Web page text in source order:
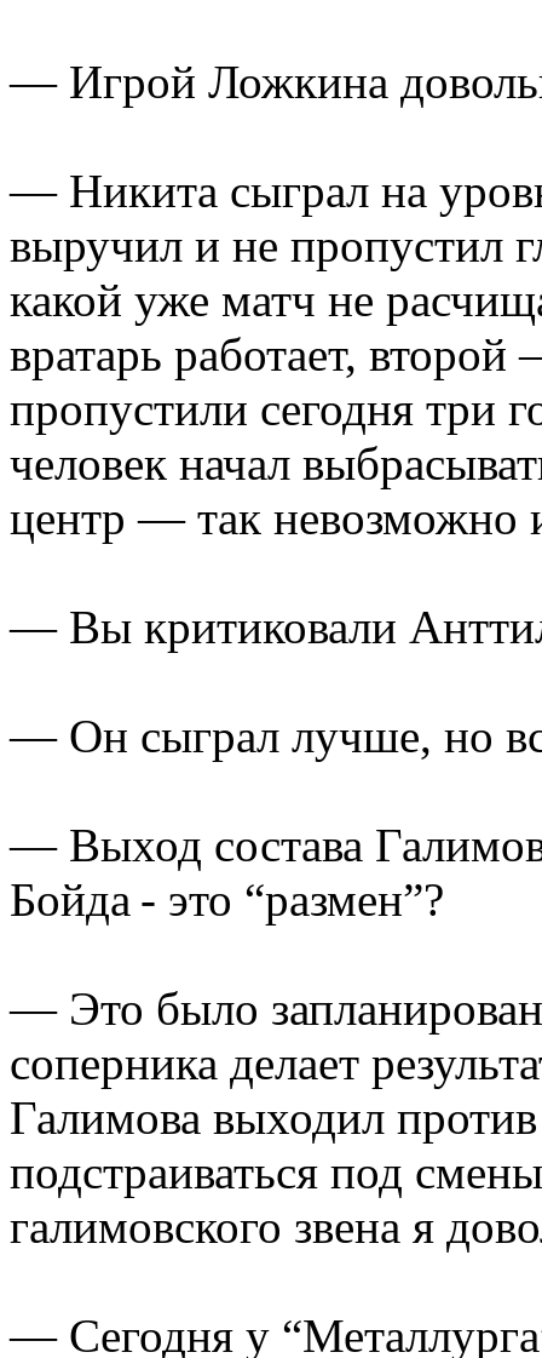
— Игрой Ложкина
— Никита сыграл на
выручил и не пропустил
какой уже матч не
вратарь работает,
пропустили сегодня три
человек начал
центр — так невозможно
— Вы критиковали
— Он сыграл лучше, но
— Выход состава
Бойда - это “размен”?
— Это было
соперника делает
Галимова выходил
подстраиваться под
галимовского звена я
— Сегодня у